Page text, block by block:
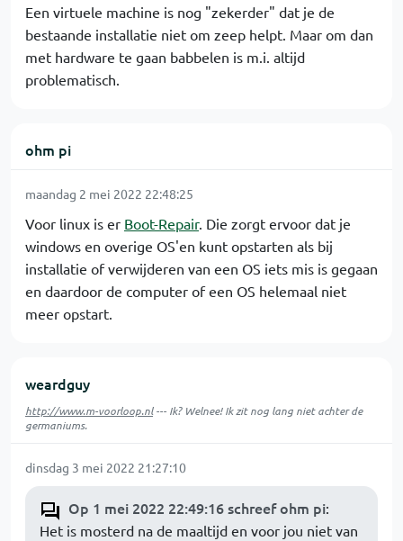
Een virtuele machine is nog "zekerder" dat je de
bestaande installatie niet om zeep helpt. Maar om dan
met hardware te gaan babbelen is m.i. altijd
problematisch.
ohm pi
maandag 2 mei 2022 22:48:25
Voor linux is er Boot-Repair. Die zorgt ervoor dat je
windows en overige OS'en kunt opstarten als bij
installatie of verwijderen van een OS iets mis is gegaan
en daardoor de computer of een OS helemaal niet
meer opstart.
weardguy
http://www.m-voorloop.nl--- Ik? Welnee! Ik zit nog lang niet achter de
germaniums.
dinsdag 3 mei 2022 21:27:10
Op 1 mei 2022 22:49:16 schreef ohm pi:
Het is mosterd na de maaltijd en voor jou niet van